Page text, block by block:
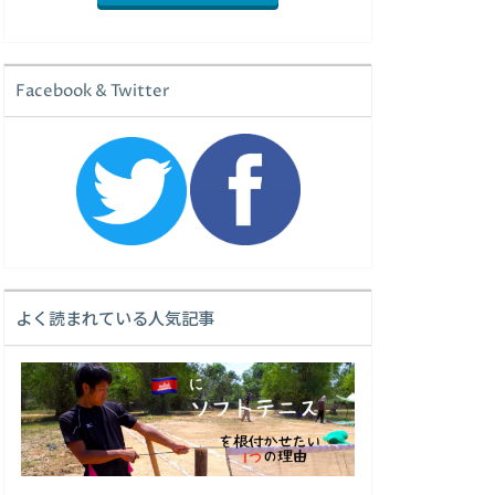
Facebook & Twitter
よく読まれている人気記事